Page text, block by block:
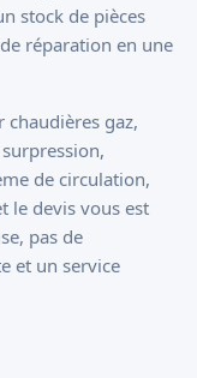
stock de pièces
réparation en une
chaudières gaz,
de circulation,
le devis vous est
pas de
et un service